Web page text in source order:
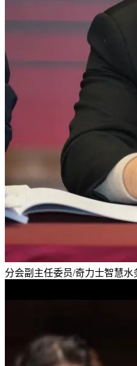
分会副主任委员/奇力士智慧水